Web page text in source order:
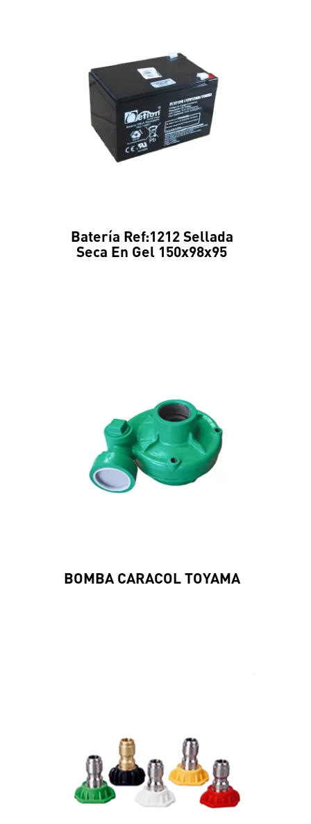
Batería Ref:1212 Sellada
Seca En Gel 150x98x95
BOMBA CARACOL TOYAMA